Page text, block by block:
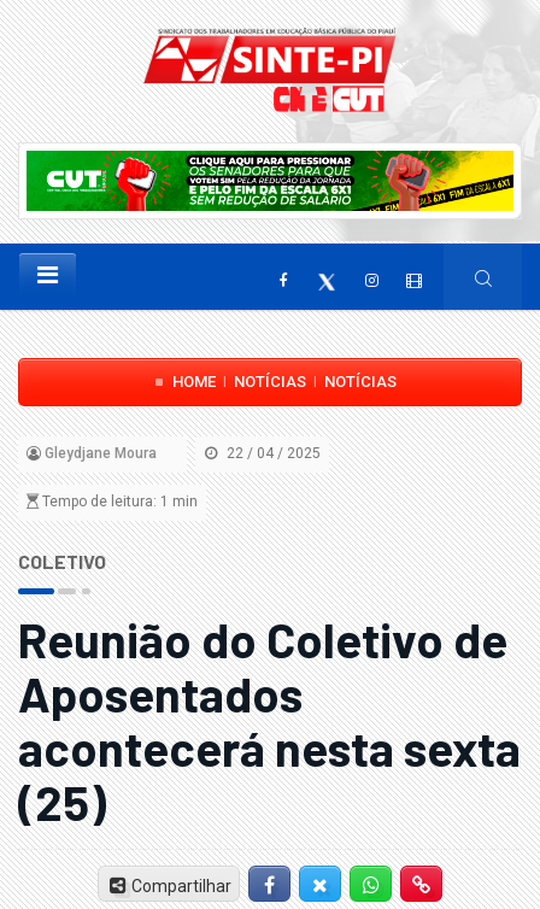
HOME NOTÍCIAS NOTÍCIAS
Gleydjane Moura 22 / 04 / 2025
Tempo de leitura: 1 min
COLETIVO
Reunião do Coletivo de
Aposentados
acontecerá nesta sexta
(25)
Compartilhar FacebookTwitter-XWhatsappHiperlink